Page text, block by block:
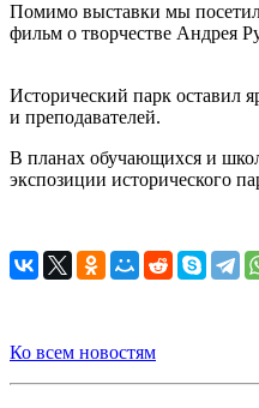
Помимо выставки мы
фильм о творчестве Андрея
Исторический парк оставил
и преподавателей.
В планах обучающихся и
экспозиции исторического
Ко всем новостям